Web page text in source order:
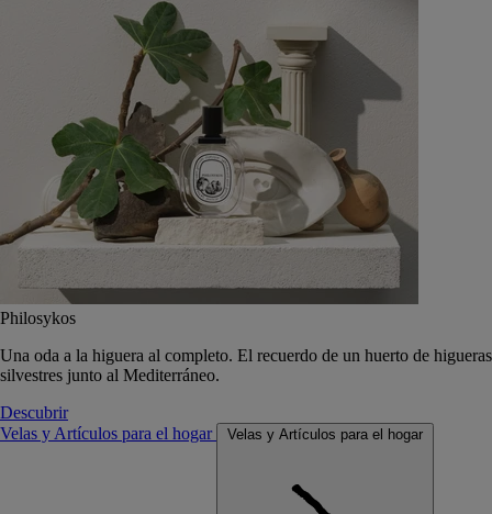
Philosykos
Una oda a la higuera al completo. El recuerdo de un huerto de higueras
silvestres junto al Mediterráneo.
Descubrir
Velas y Artículos para el hogar
Velas y Artículos para el hogar